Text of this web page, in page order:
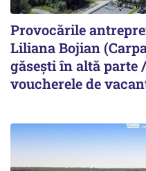
Provocările
Liliana Bojian
găsești în altă parte
voucherele de